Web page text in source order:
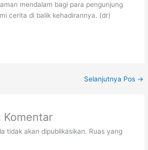
mendalam bagi para pengunjung
cerita di balik kehadirannya. (dr)
Selanjutnya Pos →
Komentar
tidak akan dipublikasikan. Ruas yang